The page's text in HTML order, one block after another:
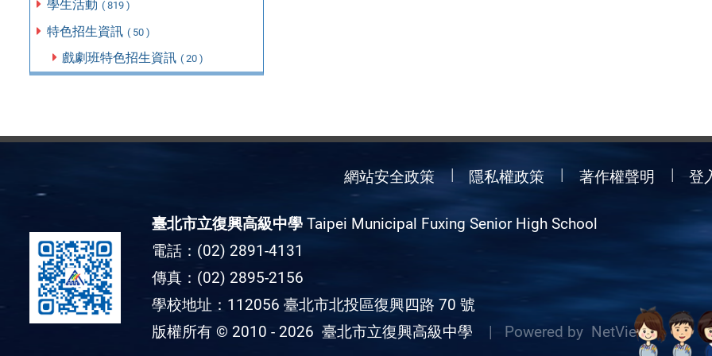
學生活動 ( 819 )
特色招生資訊 ( 50 )
戲劇班特色招生資訊 ( 20 )
網站安全政策 隱私權政策 著作權聲明 登
臺北市立復興高級中學Taipei Municipal Fuxing Senior High School
電話：(02) 2891-4131
傳真：(02) 2895-2156
學校地址：112056 臺北市北投區復興四路 70 號
版權所有 © 2010 - 2026 臺北市立復興高級中學 | Powered by NetView